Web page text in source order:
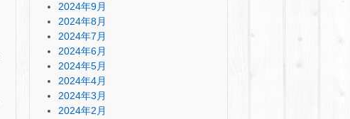
2024年9月
2024年8月
2024年7月
2024年6月
2024年5月
2024年4月
2024年3月
2024年2月